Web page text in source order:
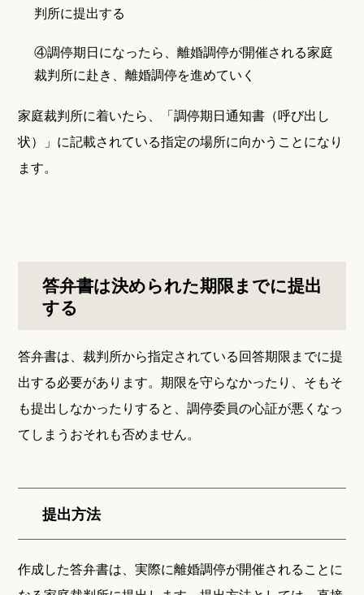
判所に提出する
④調停期日になったら、離婚調停が開催される家庭
裁判所に赴き、離婚調停を進めていく
家庭裁判所に着いたら、「調停期日通知書（呼び出し
状）」に記載されている指定の場所に向かうことになり
ます。
答弁書は決められた期限までに提出
する
答弁書は、裁判所から指定されている回答期限までに提
出する必要があります。期限を守らなかったり、そもそ
も提出しなかったりすると、調停委員の心証が悪くなっ
てしまうおそれも否めません。
提出方法
作成した答弁書は、実際に離婚調停が開催されることに